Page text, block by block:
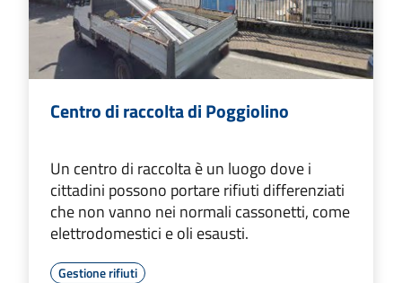
Centro di raccolta di Poggiolino
Un centro di raccolta è un luogo dove i
cittadini possono portare rifiuti differenziati
che non vanno nei normali cassonetti, come
elettrodomestici e oli esausti.
Gestione rifiuti